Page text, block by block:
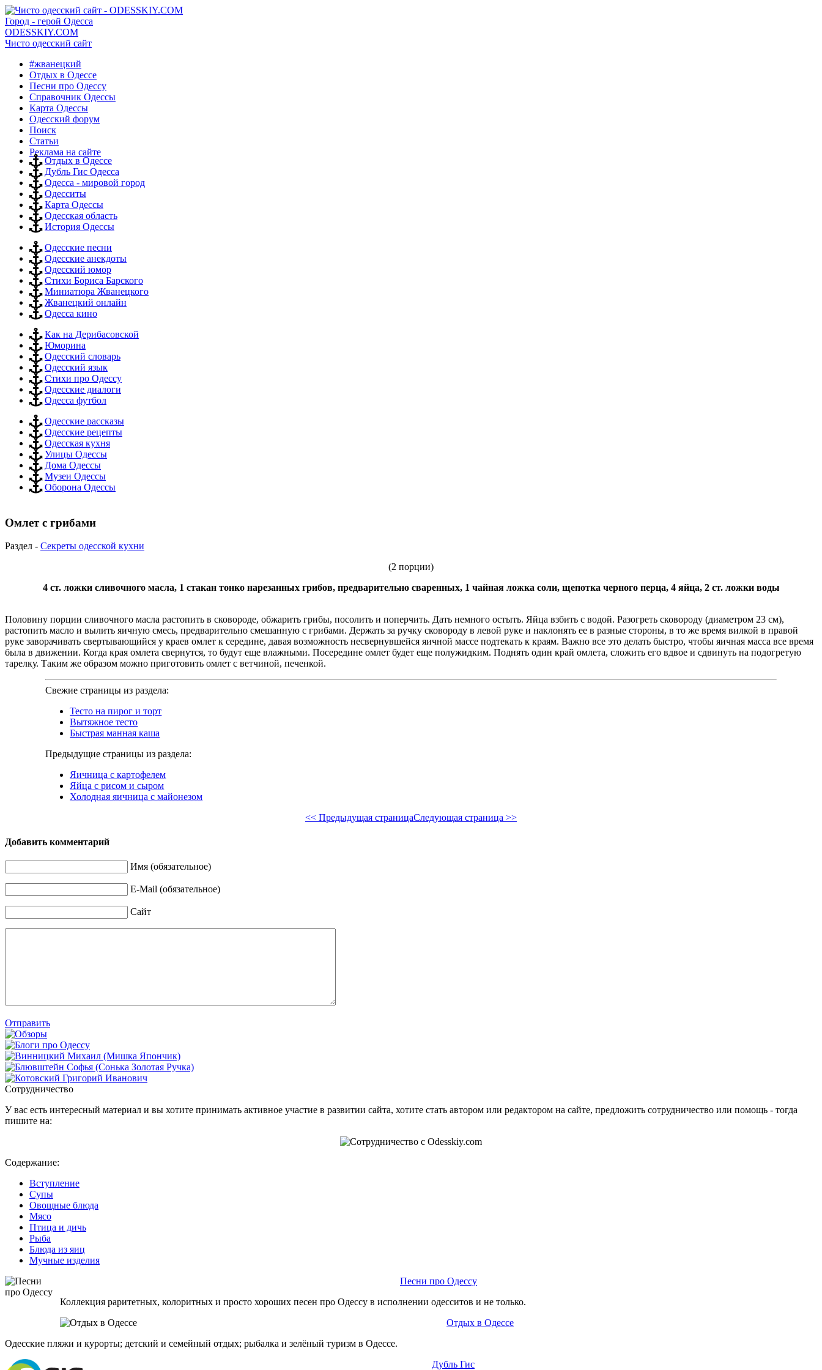
Город - герой Одесса
ODESSKIY.COM
Чисто одесский сайт
#жванецкий
Отдых в Одессе
Песни про Одессу
Справочник Одессы
Карта Одессы
Одесский форум
Поиск
Статьи
Реклама на сайте
Отдых в Одессе
Дубль Гис Одесса
Одесса - мировой город
Одесситы
Карта Одессы
Одесская область
История Одессы
Одесские песни
Одесские анекдоты
Одесский юмор
Стихи Бориса Барского
Миниатюра Жванецкого
Жванецкий онлайн
Одесса кино
Как на Дерибасовской
Юморина
Одесский словарь
Одесский язык
Стихи про Одессу
Одесские диалоги
Одесса футбол
Одесские рассказы
Одесские рецепты
Одесская кухня
Улицы Одессы
Дома Одессы
Музеи Одессы
Оборона Одессы
Омлет с грибами
Раздел - Секреты одесской кухни
(2 порции)
4 ст. ложки сливочного масла, 1 стакан тонко нарезанных грибов, предварительно сваренных, 1 чайная ложка соли, щепотка черного перца, 4 яйца, 2 ст. ложки воды
Половину порции сливочного масла растопить в сковороде, обжарить грибы, по­солить и поперчить. Дать немного остыть. Яйца взбить с водой. Разогреть сковороду (диаметром 23 см),
растопить масло и вылить яичную смесь, предварительно смешанную с грибами. Держать за ручку сковороду в левой руке и наклонять ее в разные стороны, в то же время вилкой в правой
руке заворачивать свертывающийся у краев омлет к середине, давая возможность несвернувшейся яичной массе подтекать к краям. Важно все это де­лать быстро, чтобы яичная масса все время
была в движении. Когда края омлета свернут­ся, то будут еще влажными. Посередине ом­лет будет еще полужидким. Поднять один край омлета, сложить его вдвое и сдвинуть на подогретую
тарелку. Таким же образом можно приготовить омлет с ветчиной, печенкой.
Свежие страницы из раздела:
Тесто на пирог и торт
Вытяжное тесто
Быстрая манная каша
Предыдущие страницы из раздела:
Яичница с картофелем
Яйца с рисом и сыром
Холодная яичница с майонезом
<< Предыдущая страницаСледующая страница >>
Добавить комментарий
Имя (обязательное)
E-Mail (обязательное)
Сайт
Отправить
Сотрудничество
У вас есть интересный материал и вы хотите принимать активное участие в развитии сайта, хотите стать автором или редактором на сайте, предложить сотрудничество или помощь - тогда
пишите на:
Содержание:
Вступление
Супы
Овощные блюда
Мясо
Птица и дичь
Рыба
Блюда из яиц
Мучные изделия
Песни про Одессу
Коллекция раритетных, колоритных и просто хороших песен про Одессу в исполнении одесситов и не только.
Отдых в Одессе
Одесские пляжи и курорты; детский и семейный отдых; рыбалка и зелёный туризм в Одессе.
Дубль Гис